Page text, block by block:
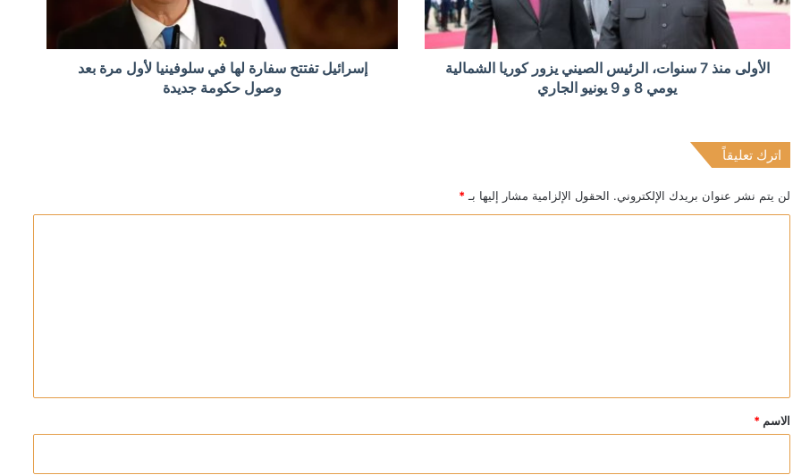
الخارجية الأمريكية تخصص مليار دولار لدعم إدارة رئيس كولومبيا الجديد
منذ 6 ساعات
الأولى منذ 7 سنوات، الرئيس الصيني يزور كوريا الشمالية
يومي 8 و 9 يونيو الجاري
إسرائيل تفتتح سفارة لها في سلوفينيا لأول مرة بعد
وصول حكومة جديدة
اترك تعليقاً
لن يتم نشر عنوان بريدك الإلكتروني. الحقول الإلزامية مشار إليها بـ *
*
الاسم *